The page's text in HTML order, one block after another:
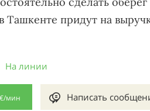
придут на